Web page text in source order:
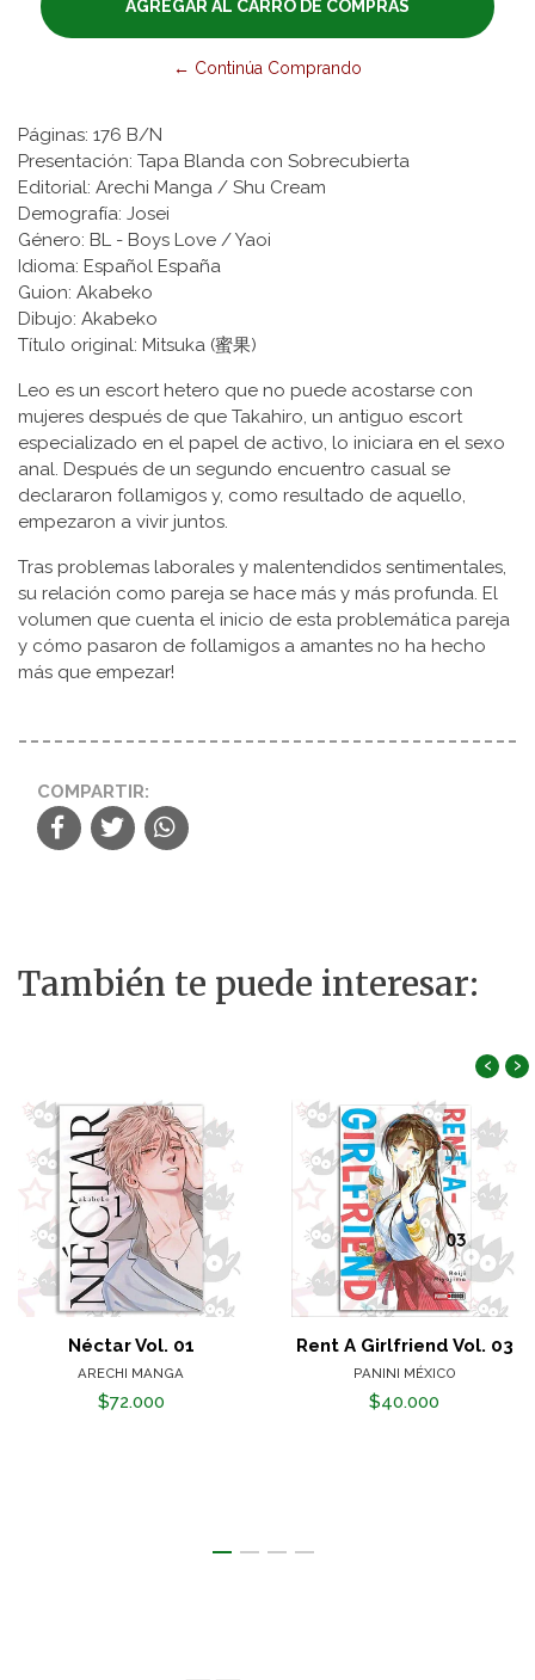
← Continúa Comprando
Páginas: 176 B/N
Presentación: Tapa Blanda con Sobrecubierta
Editorial: Arechi Manga / Shu Cream
Demografía: Josei
Género: BL - Boys Love / Yaoi
Idioma: Español España
Guion: Akabeko
Dibujo: Akabeko
Título original: Mitsuka (蜜果)
Leo es un escort hetero que no puede acostarse con
mujeres después de que Takahiro, un antiguo escort
especializado en el papel de activo, lo iniciara en el sexo
anal. Después de un segundo encuentro casual se
declararon follamigos y, como resultado de aquello,
empezaron a vivir juntos.
Tras problemas laborales y malentendidos sentimentales,
su relación como pareja se hace más y más profunda. El
volumen que cuenta el inicio de esta problemática pareja
y cómo pasaron de follamigos a amantes no ha hecho
más que empezar!
COMPARTIR:
También te puede interesar:
Néctar Vol. 01
ARECHI MANGA
$72.000
Rent A Girlfriend Vol. 03
PANINI MÉXICO
$40.000
‹ ›